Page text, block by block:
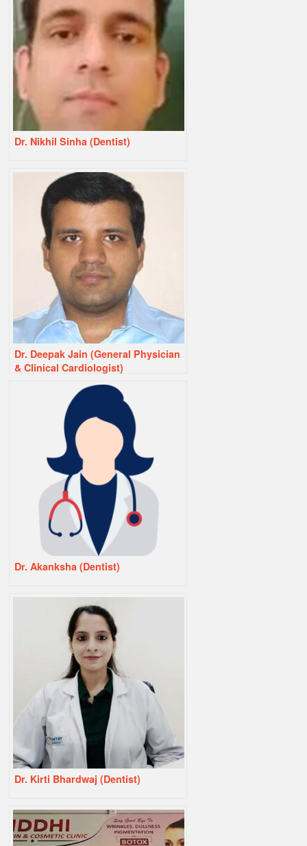
Dr. Nikhil Sinha (Dentist)
Dr. Deepak Jain (General Physician
& Clinical Cardiologist)
Dr. Akanksha (Dentist)
Dr. Kirti Bhardwaj (Dentist)